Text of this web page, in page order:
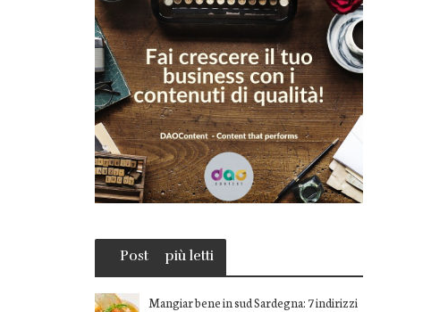
Post più letti
Mangiar bene in sud Sardegna: 7 indirizzi